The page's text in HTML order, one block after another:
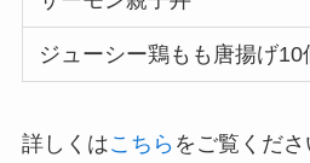
ジューシー鶏もも唐揚げ10
詳しくはこちら をご覧くださ